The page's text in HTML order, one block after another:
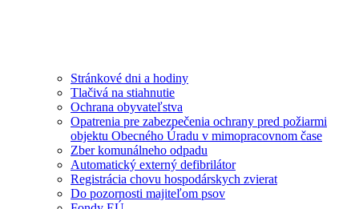
Stránkové dni a hodiny
Tlačivá na stiahnutie
Ochrana obyvateľstva
Opatrenia pre zabezpečenia ochrany pred požiarmi
objektu Obecného Úradu v mimopracovnom čase
Zber komunálneho odpadu
Automatický externý defibrilátor
Registrácia chovu hospodárskych zvierat
Do pozornosti majiteľom psov